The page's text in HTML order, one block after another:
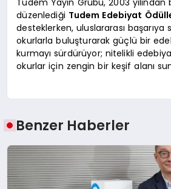
düzenlediği Tudem Edebiyat
desteklerken, uluslararası başarıya
okurlarla buluşturarak güçlü bir
kurmayı sürdürüyor; nitelikli
okurlar için zengin bir keşif alanı
Benzer Haberler